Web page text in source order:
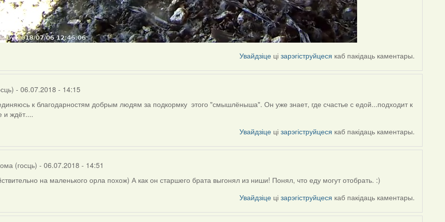
Увайдзіце цізарэгіструйцеся каб пакідаць каментары.
- 06.07.2018 - 14:15
к благодарностям добрым людям за подкормку этого "смышлёныша". Он уже знает, где счастье с едой...подходит к
и ждёт....
Увайдзіце цізарэгіструйцеся каб пакідаць каментары.
(госць) - 06.07.2018 - 14:51
на маленького орла похож) А как он старшего брата выгонял из ниши! Понял, что еду могут отобрать. :)
Увайдзіце цізарэгіструйцеся каб пакідаць каментары.